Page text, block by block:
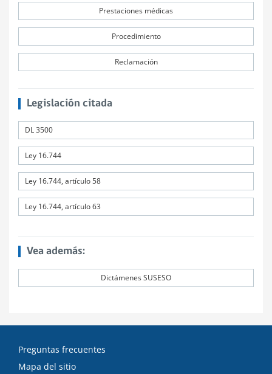
Prestaciones médicas
Procedimiento
Reclamación
Legislación citada
DL 3500
Ley 16.744
Ley 16.744, artículo 58
Ley 16.744, artículo 63
Vea además:
Dictámenes SUSESO
Preguntas frecuentes
Mapa del sitio